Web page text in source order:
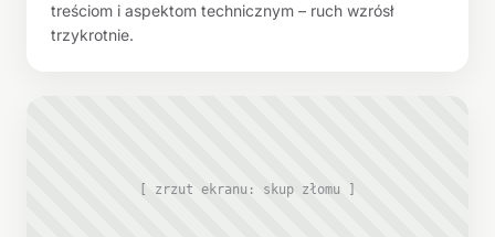
treściom i aspektom technicznym – ruch wzrósł
trzykrotnie.
[ zrzut ekranu: skup złomu ]